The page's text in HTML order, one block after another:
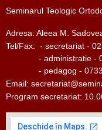
Seminarul Teologic
Adresa: Aleea M.
Tel/Fax: - secretariat -
- administratie -
- pedagog -
Email:
Program secretariat: